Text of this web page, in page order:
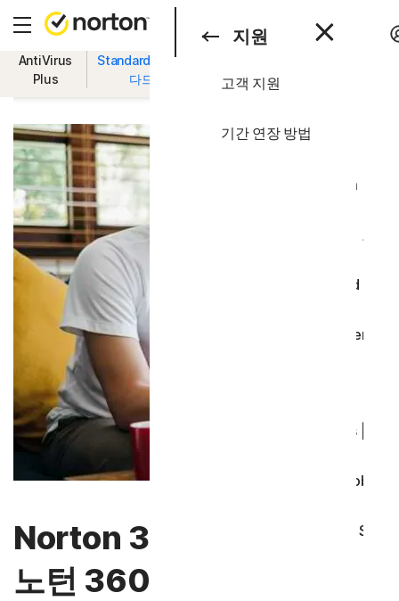
검색
개인 사용자
개인 사용자
모든 제품 및 서비스
올인원 플랜
Norton 360 Premium | 노
Norton 360 Deluxe │ 노턴
Norton 360 Standard | 노
Norton 360 for Gamers
Norton Antivirus Plus | 노
Android용 Norton Mobile
iOS용 Norton Mobile
지원
고객 지원
기간 연장 방법
AntiVirus
Plus
Standard | 스탠
다드
스
Norton 360 Standard │
노턴 360 스탠다드